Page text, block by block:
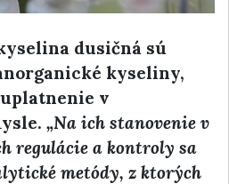
dusičná sú
kyseliny,
v
„Na ich stanovenie v
regulácie a kontroly sa
metódy, z ktorých